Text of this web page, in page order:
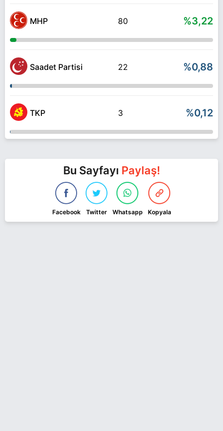
MHP 80 %3,22
Saadet Partisi 22 %0,88
TKP 3 %0,12
Bu Sayfayı Paylaş!
Facebook Twitter Whatsapp Kopyala